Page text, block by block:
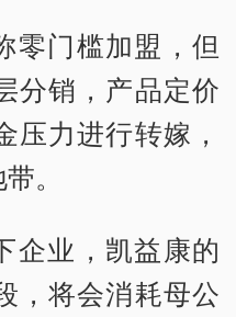
零门槛加盟，但
分销，产品定价
压力进行转嫁，
。
企业，凯益康的
，将会消耗母公